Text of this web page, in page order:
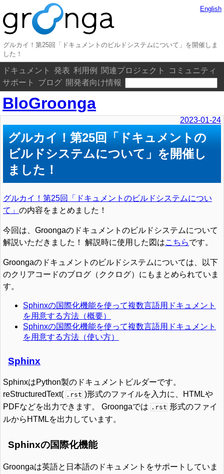
グルカイ！第25回「ドキュメントのビルドシステムについて」を開催しま
した！
ドキュメント 発表 利用例 関連プロジェクト
コミュニティ
サポート
ブログ 開発者向け情報
English
BloGroonga
2023-01-24
グルカイ！第25回「ドキュメントの
ビルドシステムについて」を開催し
ました！
グルカイ！第25回「ドキュメントのビルドシステムについ
て」 の内容をまとめました！
今回は、Groongaのドキュメントのビルドシステムについて
解説いただきました！ 解説時に使用した図はこちらです。
Groongaのドキュメントのビルドシステムについては、以下
のクリアコードのブログ（ククログ）にもまとめられていま
す。
Sphinxの国際化機能を使って複数言語用ドキュメント
を用意する方法（概要）
Sphinxの国際化機能を使って複数言語用ドキュメント
を用意する方法（使い方）
Sphinx
SphinxはPython製のドキュメントビルダーです。
reStructuredText( .rst )形式のファイルを入力に、HTMLや
PDFなどを出力できます。 Groongaでは .rst 形式のファイ
ルからHTMLを出力しています。
Sphinxの国際化機能
Groongaは英語と日本語のドキュメントをサポートしていま